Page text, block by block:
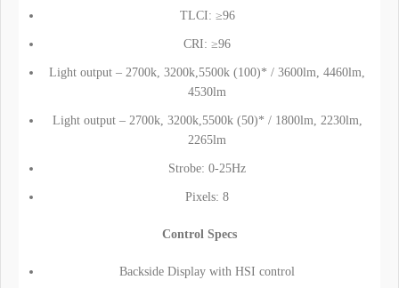
TLCI: ≥96
CRI: ≥96
Light output – 2700k, 3200k,5500k (100)* / 3600lm, 4460lm,
4530lm
Light output – 2700k, 3200k,5500k (50)* / 1800lm, 2230lm,
2265lm
Strobe: 0-25Hz
Pixels: 8
Control Specs
Backside Display with HSI control